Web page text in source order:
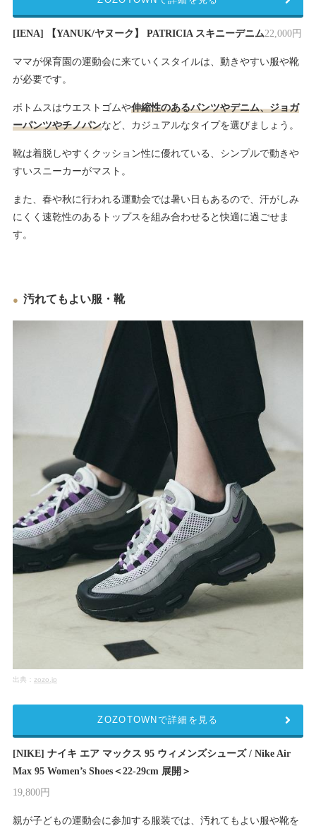
[IENA] 【YANUK/ヤヌーク】 PATRICIA スキニーデニム22,000円
ママが保育園の運動会に来ていくスタイルは、動きやすい服や靴
が必要です。
ボトムスはウエストゴムや伸縮性のあるパンツやデニム、ジョガ
ーパンツやチノパンなど、カジュアルなタイプを選びましょう。
靴は着脱しやすくクッション性に優れている、シンプルで動きや
すいスニーカーがマスト。
また、春や秋に行われる運動会では暑い日もあるので、汗がしみ
にくく速乾性のあるトップスを組み合わせると快適に過ごせま
す。
汚れてもよい服・靴
出典： zozo.jp
[NIKE] ナイキ エア マックス 95 ウィメンズシューズ / Nike Air
Max 95 Women’s Shoes＜22-29cm 展開＞
19,800円
親が子どもの運動会に参加する服装では、汚れてもよい服や靴を
ZOZOTOWNで詳細を見る